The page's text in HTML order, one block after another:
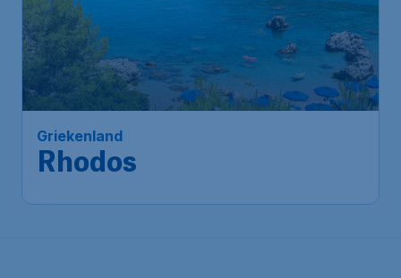
Griekenland
Rhodos